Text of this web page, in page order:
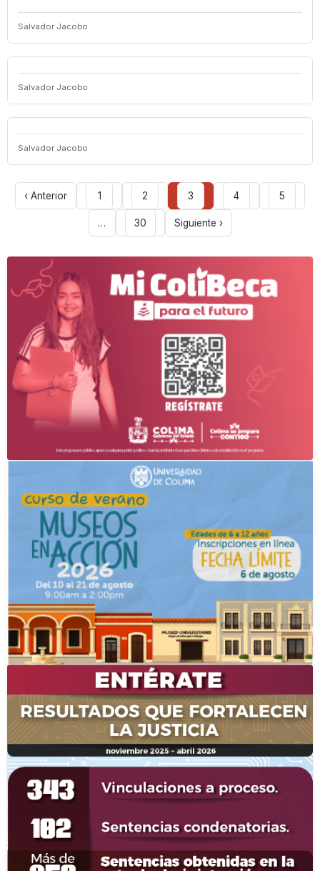
Salvador Jacobo
Salvador Jacobo
Salvador Jacobo
‹ Anterior 1 2 3 4 5
… 30 Siguiente ›